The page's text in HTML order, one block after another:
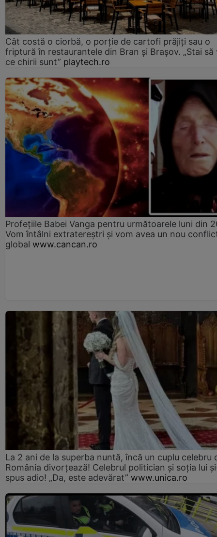
Cât costă o ciorbă, o porţie de cartofi prăjiţi sau o
friptură în restaurantele din Bran şi Braşov. „Stai să
ce chirii sunt” playtech.ro
Profețiile Babei Vanga pentru următoarele luni din
Vom întâlni extratereștri și vom avea un nou
global www.cancan.ro
La 2 ani de la superba nuntă, încă un cuplu celebru
România divorțează! Celebrul politician și soția lui
spus adio! „Da, este adevărat” www.unica.ro